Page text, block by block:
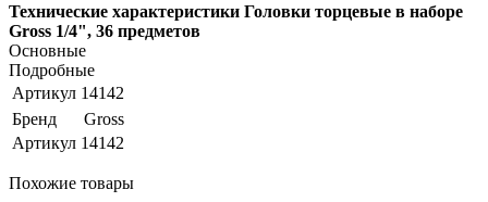
Технические характеристики Головки торцевые в наборе
Gross 1/4", 36 предметов
Основные
Подробные
Артикул 14142
Бренд
Gross
Артикул 14142
Похожие товары